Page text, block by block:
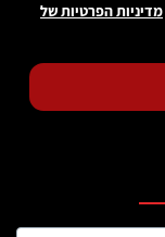
מדיניות הפרטיות של